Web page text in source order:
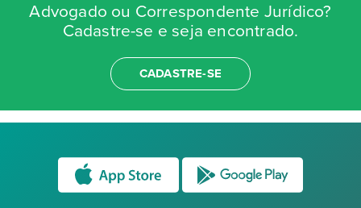
Advogado ou Correspondente Jurídico?
Cadastre-se e seja encontrado.
CADASTRE-SE